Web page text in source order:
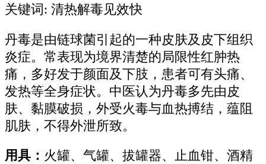
关键词: 清热解毒见效快
丹毒是由链球菌引起的一种皮肤及皮下组织
炎症。常表现为境界清楚的局限性红肿热
痛，多好发于颜面及下肢，患者可有头痛、
发热等全身症状。中医认为丹毒多先由皮
肤、黏膜破损，外受火毒与血热搏结，蕴阻
肌肤，不得外泄所致。
用具： 火罐、气罐、拔罐器、止血钳、酒精